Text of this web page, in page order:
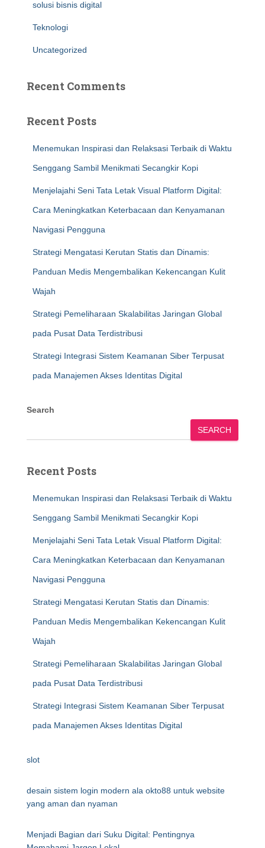
solusi bisnis digital
Teknologi
Uncategorized
Recent Comments
Recent Posts
Menemukan Inspirasi dan Relaksasi Terbaik di Waktu
Senggang Sambil Menikmati Secangkir Kopi
Menjelajahi Seni Tata Letak Visual Platform Digital:
Cara Meningkatkan Keterbacaan dan Kenyamanan
Navigasi Pengguna
Strategi Mengatasi Kerutan Statis dan Dinamis:
Panduan Medis Mengembalikan Kekencangan Kulit
Wajah
Strategi Pemeliharaan Skalabilitas Jaringan Global
pada Pusat Data Terdistribusi
Strategi Integrasi Sistem Keamanan Siber Terpusat
pada Manajemen Akses Identitas Digital
Search
SEARCH
Recent Posts
Menemukan Inspirasi dan Relaksasi Terbaik di Waktu
Senggang Sambil Menikmati Secangkir Kopi
Menjelajahi Seni Tata Letak Visual Platform Digital:
Cara Meningkatkan Keterbacaan dan Kenyamanan
Navigasi Pengguna
Strategi Mengatasi Kerutan Statis dan Dinamis:
Panduan Medis Mengembalikan Kekencangan Kulit
Wajah
Strategi Pemeliharaan Skalabilitas Jaringan Global
pada Pusat Data Terdistribusi
Strategi Integrasi Sistem Keamanan Siber Terpusat
pada Manajemen Akses Identitas Digital
slot
desain sistem login modern ala okto88 untuk website
yang aman dan nyaman
Menjadi Bagian dari Suku Digital: Pentingnya